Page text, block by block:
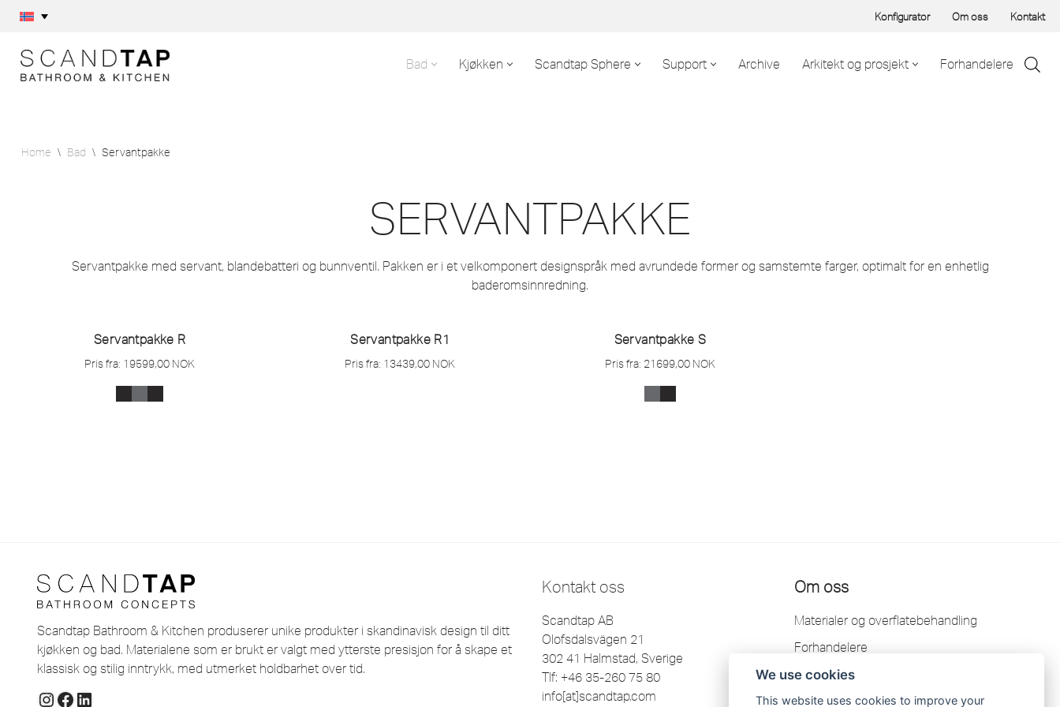
to
content
Konfigurator Om oss Kontakt
Bad Kjøkken Scandtap Sphere Support Archive Arkitekt og prosjekt Forhandelere
Home \ Bad \ Servantpakke
SERVANTPAKKE
Servantpakke med servant, blandebatteri og bunnventil. Pakken er i et velkomponert designspråk med avrundede former og samstemte farger, optimalt for en enhetlig
baderomsinnredning.
Servantpakke R
Pris fra: 19599,00 NOK
Servantpakke R1
Pris fra: 13439,00 NOK
Servantpakke S
Pris fra: 21699,00 NOK
Scandtap Bathroom & Kitchen produserer unike produkter i skandinavisk design til ditt
kjøkken og bad. Materialene som er brukt er valgt med ytterste presisjon for å skape et
klassisk og stilig inntrykk, med utmerket holdbarhet over tid.
Kontakt oss
Scandtap AB
Olofsdalsvägen 21
302 41 Halmstad, Sverige
Tlf: +46 35-260 75 80
info[at]scandtap.com
Om oss
Materialer og overflatebehandling
Forhandelere
Kontakt
Garanti
We use cookies
This website uses cookies to improve your